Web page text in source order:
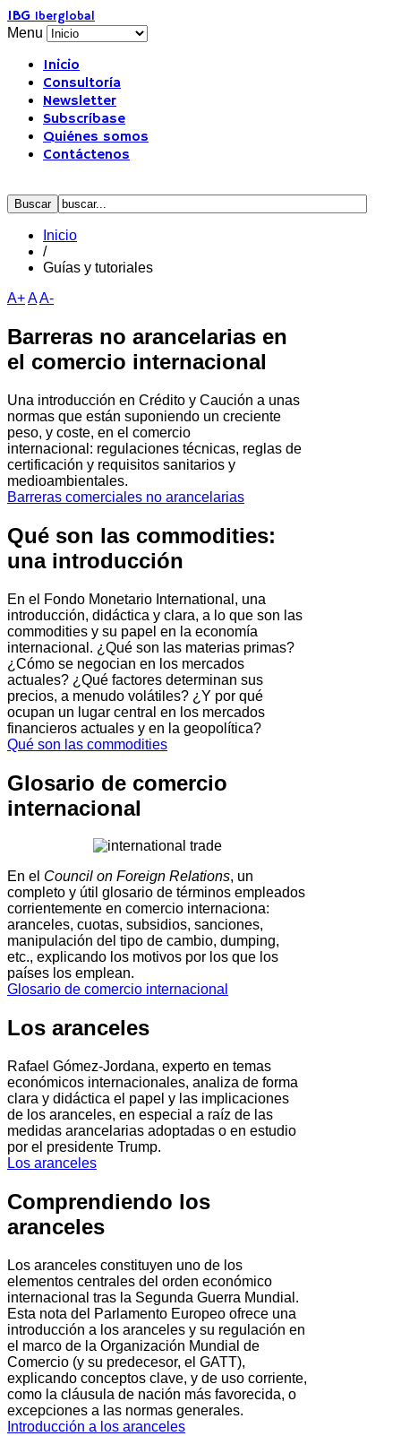
IBG Iberglobal
Menu
Inicio
Consultoría
Newsletter
Subscríbase
Quiénes somos
Contáctenos
Inicio
/
Guías y tutoriales
A+AA-
Barreras no arancelarias en
el comercio internacional
Una introducción en Crédito y Caución a unas
normas que están suponiendo un creciente
peso, y coste, en el comercio
internacional: regulaciones técnicas, reglas de
certificación y requisitos sanitarios y
medioambientales.
Barreras comerciales no arancelarias
Qué son las commodities:
una introducción
En el Fondo Monetario International, una
introducción, didáctica y clara, a lo que son las
commodities y su papel en la economía
internacional. ¿Qué son las materias primas?
¿Cómo se negocian en los mercados
actuales? ¿Qué factores determinan sus
precios, a menudo volátiles? ¿Y por qué
ocupan un lugar central en los mercados
financieros actuales y en la geopolítica?
Qué son las commodities
Glosario de comercio
internacional
En el Council on Foreign Relations, un
completo y útil glosario de términos empleados
corrientemente en comercio internaciona:
aranceles, cuotas, subsidios, sanciones,
manipulación del tipo de cambio, dumping,
etc., explicando los motivos por los que los
países los emplean.
Glosario de comercio internacional
Los aranceles
Rafael Gómez-Jordana, experto en temas
económicos internacionales, analiza de forma
clara y didáctica el papel y las implicaciones
de los aranceles, en especial a raíz de las
medidas arancelarias adoptadas o en estudio
por el presidente Trump.
Los aranceles
Comprendiendo los
aranceles
Los aranceles constituyen uno de los
elementos centrales del orden económico
internacional tras la Segunda Guerra Mundial.
Esta nota del Parlamento Europeo ofrece una
introducción a los aranceles y su regulación en
el marco de la Organización Mundial de
Comercio (y su predecesor, el GATT),
explicando conceptos clave, y de uso corriente,
como la cláusula de nación más favorecida, o
excepciones a las normas generales.
Introducción a los aranceles